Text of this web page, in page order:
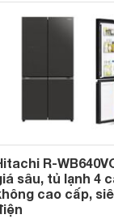
R-
sâu, tủ lạnh 4
cao cấp,